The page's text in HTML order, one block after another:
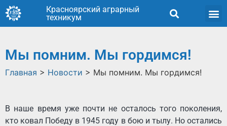
Красноярский аграрный
техникум
Мы помним. Мы гордимся!
Главная > Новости > Мы помним. Мы гордимся!
В наше время уже почти не осталось того поколения,
кто ковал Победу в 1945 году в бою и тылу. Но остались